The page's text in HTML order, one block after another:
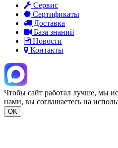
Сервис
Сертификаты
Доставка
База знаний
Новости
Контакты
Чтобы сайт работал лучше, мы
нами, вы соглашаетесь на
OK